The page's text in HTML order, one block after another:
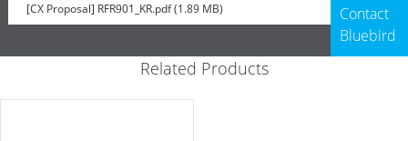
[CX Proposal] RFR901_KR.pdf (1.89 MB)
Contact
Bluebird
Related Products